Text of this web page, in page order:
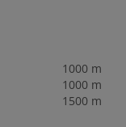
1000 m
1000 m
1500 m